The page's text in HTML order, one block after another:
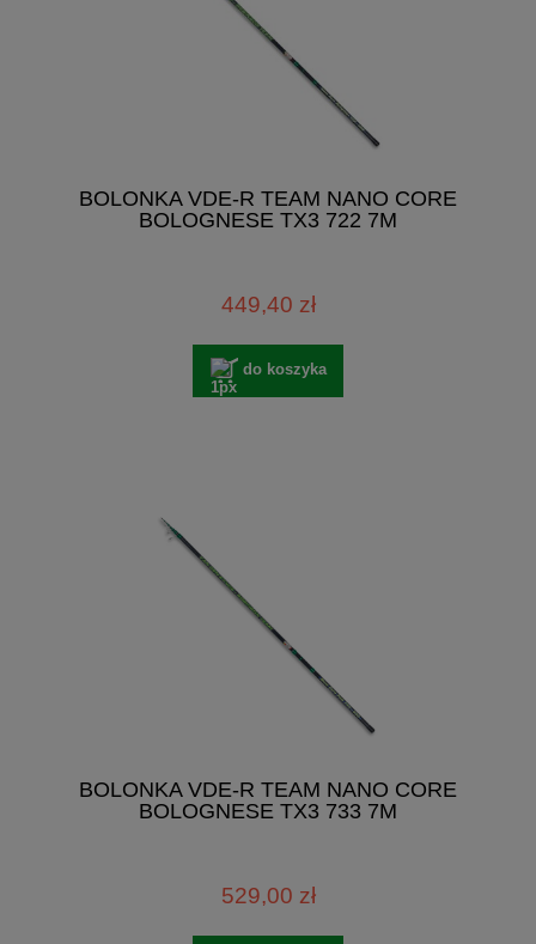
BOLONKA VDE-R TEAM NANO CORE
BOLOGNESE TX3 722 7M
449,40 zł
do koszyka
BOLONKA VDE-R TEAM NANO CORE
BOLOGNESE TX3 733 7M
529,00 zł